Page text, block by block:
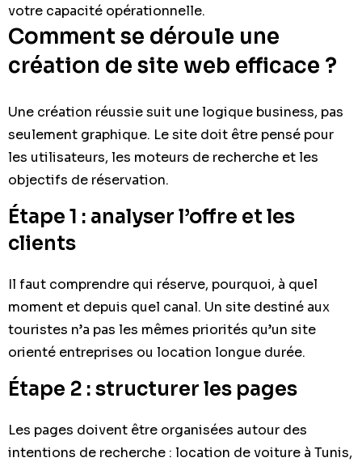
votre capacité opérationnelle.
Comment se déroule une
création de site web efficace ?
Une création réussie suit une logique business, pas
seulement graphique. Le site doit être pensé pour
les utilisateurs, les moteurs de recherche et les
objectifs de réservation.
Étape 1 : analyser l’offre et les
clients
Il faut comprendre qui réserve, pourquoi, à quel
moment et depuis quel canal. Un site destiné aux
touristes n’a pas les mêmes priorités qu’un site
orienté entreprises ou location longue durée.
Étape 2 : structurer les pages
Les pages doivent être organisées autour des
intentions de recherche : location de voiture à Tunis,